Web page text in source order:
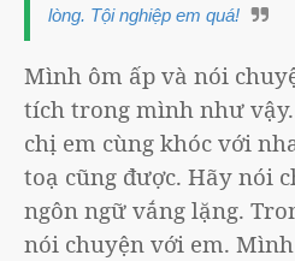
lòng. Tội nghiệp em quá!
Mình ôm ấp và nói
tích trong mình như
chị em cùng khóc với
toạ cũng được. Hãy nói
ngôn ngữ vắng lặng.
nói chuyện với em.